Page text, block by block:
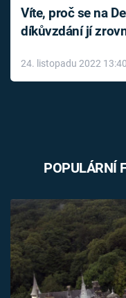
Víte, proč se na
díkůvzdání jí
24. listopadu 2022 13:40
POPULÁRNÍ